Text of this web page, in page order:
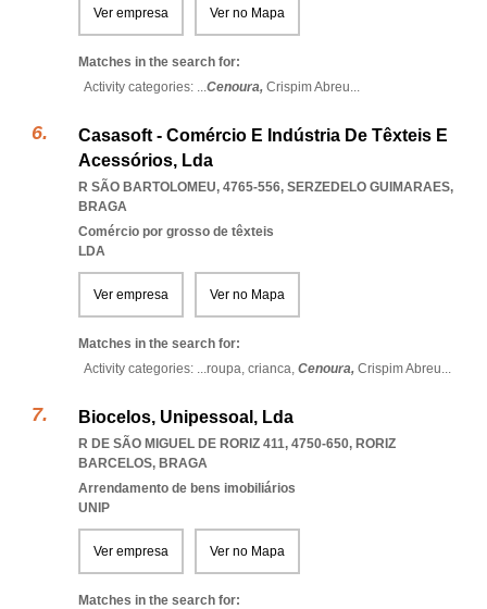
Ver empresa Ver no Mapa
Matches in the search for:
Activity categories: ...Cenoura, Crispim Abreu...
Casasoft - Comércio E Indústria De Têxteis E
Acessórios, Lda
R SÃO BARTOLOMEU, 4765-556, SERZEDELO GUIMARAES,
BRAGA
Comércio por grosso de têxteis
LDA
Ver empresa Ver no Mapa
Matches in the search for:
Activity categories: ...roupa, crianca, Cenoura, Crispim Abreu...
Biocelos, Unipessoal, Lda
R DE SÃO MIGUEL DE RORIZ 411, 4750-650, RORIZ
BARCELOS, BRAGA
Arrendamento de bens imobiliários
UNIP
Ver empresa Ver no Mapa
Matches in the search for: